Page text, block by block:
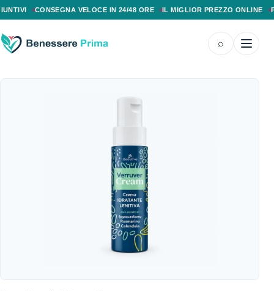
CONSEGNA VELOCE IN 24/48 ORE IL MIGLIOR PREZZO ONLINE
⌕